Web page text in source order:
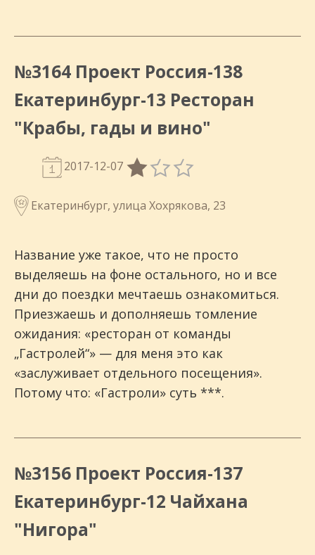
№3164 Проект Россия-138
Екатеринбург-13 Ресторан
"Крабы, гады и вино"
2017-12-07
Екатеринбург, улица Хохрякова, 23
Название уже такое, что не просто
выделяешь на фоне остального, но и все
дни до поездки мечтаешь ознакомиться.
Приезжаешь и дополняешь томление
ожидания: «ресторан от команды
„Гастролей“» — для меня это как
«заслуживает отдельного посещения».
Потому что: «Гастроли» суть ***.
№3156 Проект Россия-137
Екатеринбург-12 Чайхана
"Нигора"